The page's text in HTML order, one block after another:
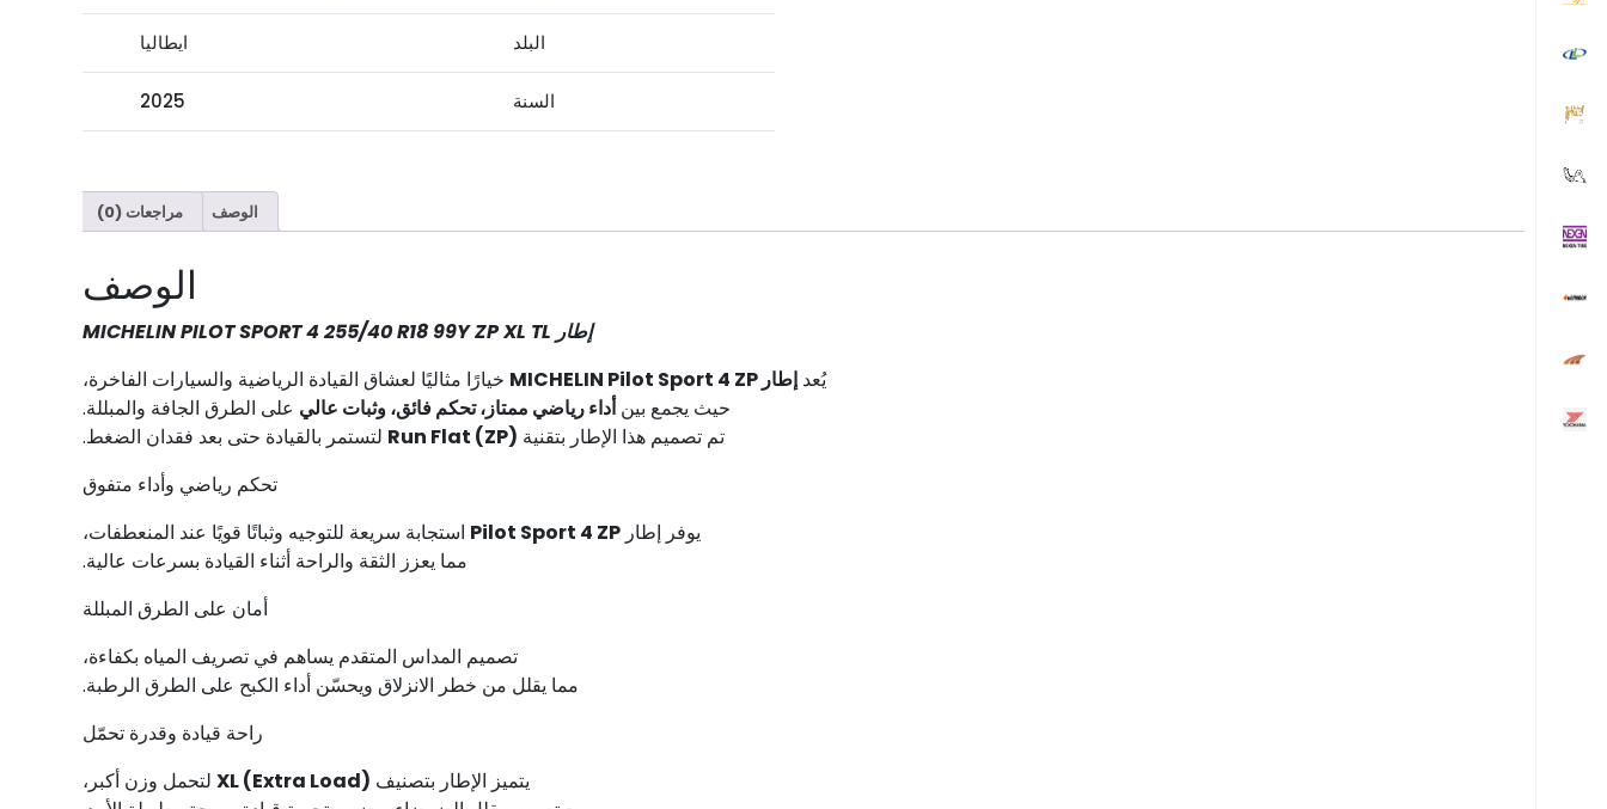
البلد ايطاليا
السنة 2025
الوصف مراجعات (0)
الوصف
إطار MICHELIN PILOT SPORT 4 255/40 R18 99Y ZP XL TL
يُعدإطار MICHELIN Pilot Sport 4 ZP
خيارًا مثاليًا لعشاق القيادة الرياضية والسيارات الفاخرة،
حيث يجمع بينأداء رياضي ممتاز، تحكم فائق، وثبات عالي على الطرق الجافة والمبللة.
تم تصميم هذا الإطار بتقنية Run Flat (ZP) لتستمر بالقيادة حتى بعد فقدان الضغط.
تحكم رياضي وأداء متفوق
يوفر إطارPilot Sport 4 ZP استجابة سريعة للتوجيه وثباتًا قويًا عند المنعطفات،
مما يعزز الثقة والراحة أثناء القيادة بسرعات عالية.
أمان على الطرق المبللة
تصميم المداس المتقدم يساهم في تصريف المياه بكفاءة،
مما يقلل من خطر الانزلاق ويحسّن أداء الكبح على الطرق الرطبة.
راحة قيادة وقدرة تحمّل
يتميز الإطار بتصنيف XL (Extra Load) لتحمل وزن أكبر،